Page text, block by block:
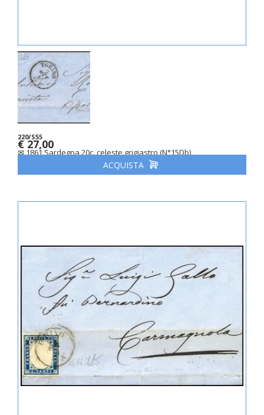
220/S55
✉ 1861 Sardegna 20c. celeste grigiastro (N°15Db)
€ 27,00
ACQUISTA